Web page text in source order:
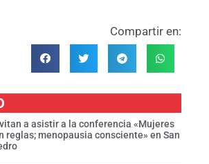
Compartir en:
a asistir a la conferencia «Mujeres
reglas; menopausia consciente» en San